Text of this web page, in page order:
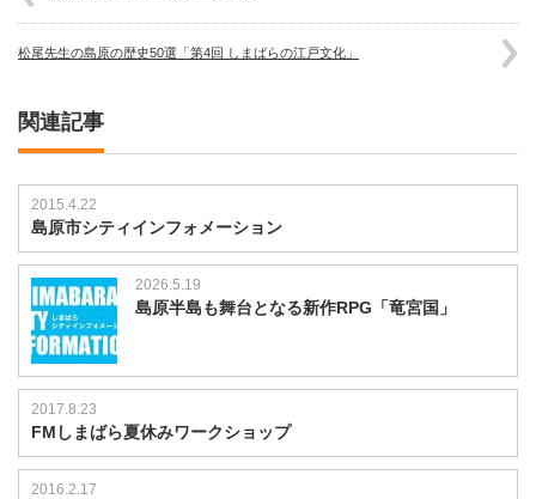
松尾先生の島原の歴史50選「第4回 しまばらの江戸文化」
関連記事
2015.4.22
島原市シティインフォメーション
2026.5.19
島原半島も舞台となる新作RPG「竜宮国」
2017.8.23
FMしまばら夏休みワークショップ
2016.2.17